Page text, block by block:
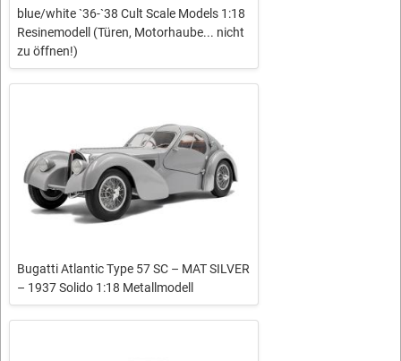
blue/white `36-`38 Cult Scale Models 1:18
Resinemodell (Türen, Motorhaube... nicht
zu öffnen!)
Bugatti Atlantic Type 57 SC – MAT SILVER
– 1937 Solido 1:18 Metallmodell